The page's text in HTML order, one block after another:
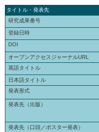
タイトル・発表先
研究成果番号
登録日時
DOI
オープンアクセスジャーナルURL
英語タイトル
日本語タイトル
発表形式
発表先（出版）
発表先（口頭／ポスター発表）